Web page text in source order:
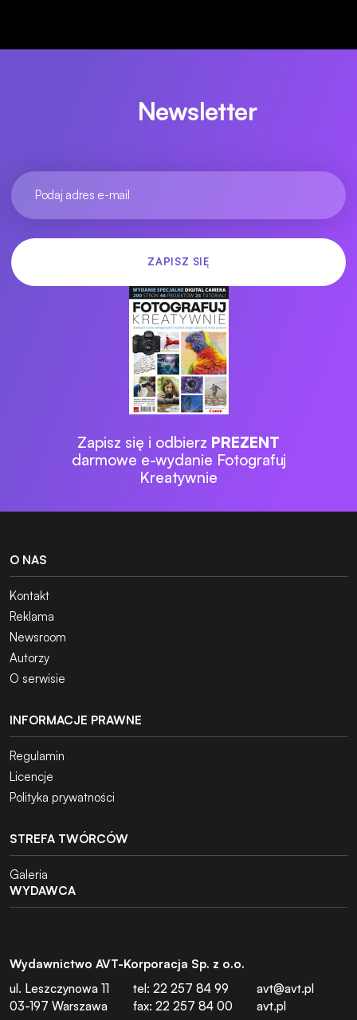
Newsletter
Zapisz się i odbierz PREZENT
darmowe e-wydanie Fotografuj
Kreatywnie
O NAS
Kontakt
Reklama
Newsroom
Autorzy
O serwisie
INFORMACJE PRAWNE
Regulamin
Licencje
Polityka prywatności
STREFA TWÓRCÓW
Galeria
WYDAWCA
Wydawnictwo AVT-Korporacja Sp. z o.o.
ul. Leszczynowa 11
03-197 Warszawa
tel: 22 257 84 99
fax: 22 257 84 00
avt@avt.pl
avt.pl